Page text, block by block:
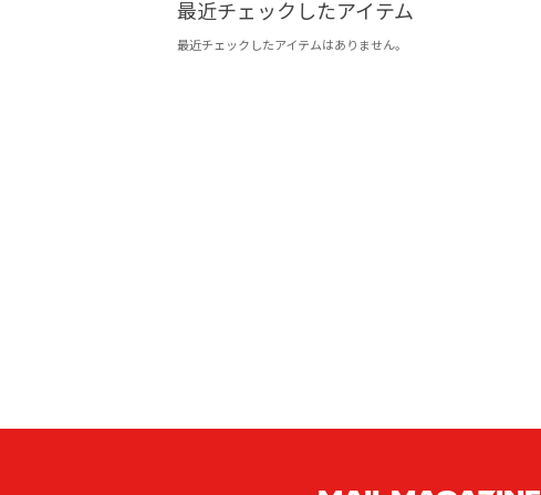
最近チェックしたアイテム
最近チェックしたアイテムはありません。